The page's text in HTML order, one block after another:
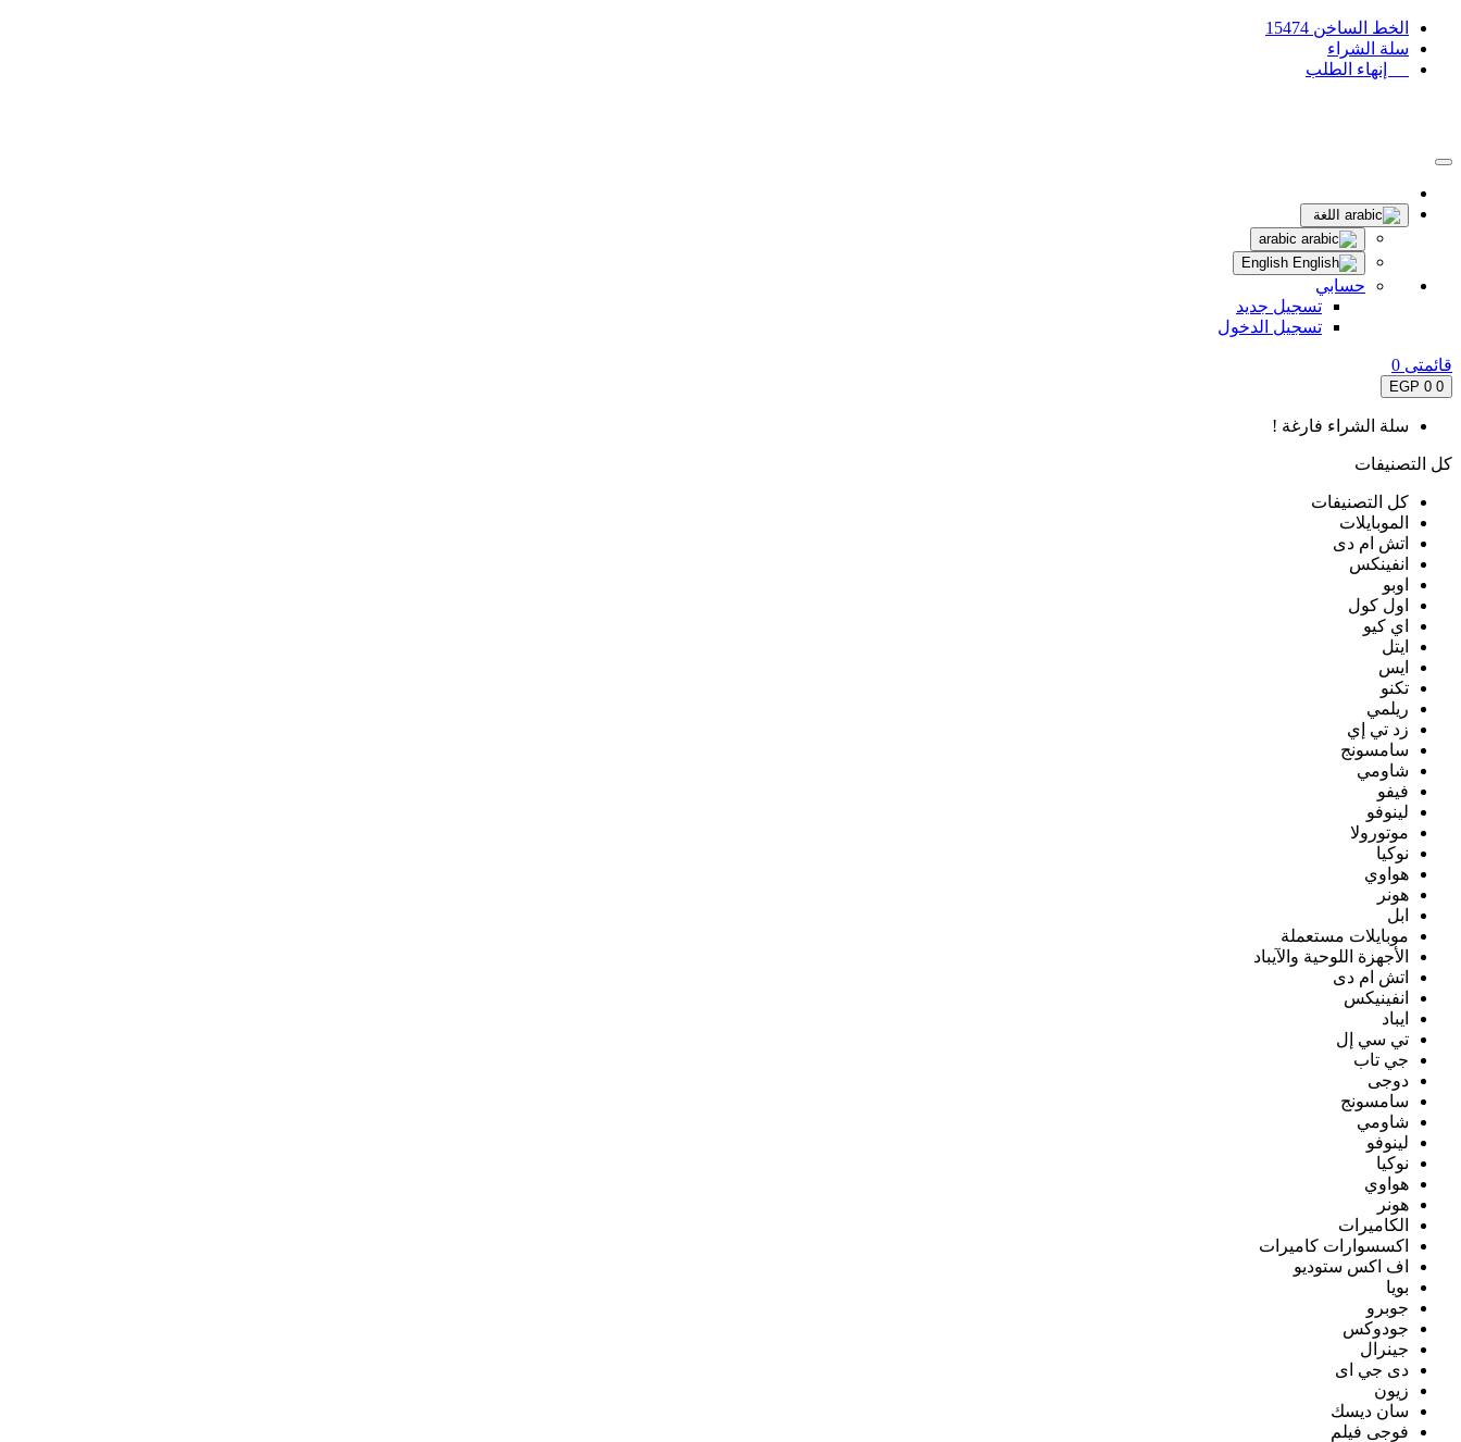
الخط الساخن 15474
سلة الشراء
إنهاء الطلب
اللغة
حسابي
تسجيل جديد
تسجيل الدخول
قائمتى 0
0
0 EGP
سلة الشراء فارغة !
كل التصنيفات
كل التصنيفات
الموبايلات
اتش ام دى
انفينكس
اوبو
اول كول
اي كيو
ايتل
ايس
تكنو
ريلمي
زد تي إي
سامسونج
شاومي
فيفو
لينوفو
موتورولا
نوكيا
هواوي
هونر
ابل
موبايلات مستعملة
الأجهزة اللوحية والآيباد
اتش ام دى
انفينيكس
ايباد
تي سي إل
جي تاب
دوجى
سامسونج
شاومي
لينوفو
نوكيا
هواوي
هونر
الكاميرات
اكسسوارات كاميرات
اف اكس ستوديو
بويا
جوبرو
جودوكس
جينرال
دى جي اى
زيون
سان ديسك
فوجى فيلم